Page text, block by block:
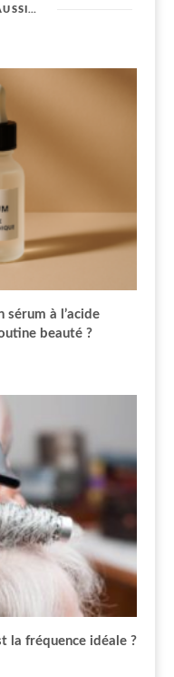
à l’acide
beauté ?
la fréquence idéale ?